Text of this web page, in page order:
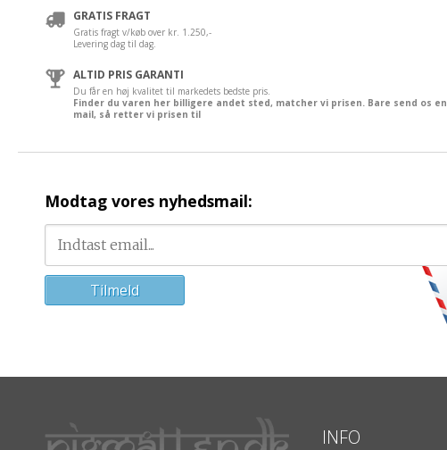
GRATIS FRAGT
Gratis fragt v/køb over kr. 1.250,-
Levering dag til dag.
ALTID PRIS GARANTI
Du får en høj kvalitet til markedets bedste pris.
Finder du varen her billigere andet sted, matcher vi prisen. Bare send os en
mail, så retter vi prisen til
Modtag vores nyhedsmail:
INFO